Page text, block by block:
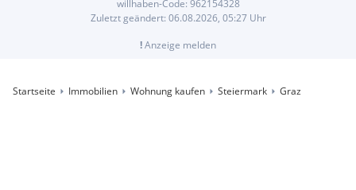
willhaben-Code: 962154328
Zuletzt geändert: 06.08.2026, 05:27Uhr
!Anzeige melden
Startseite Immobilien Wohnung kaufen Steiermark Graz